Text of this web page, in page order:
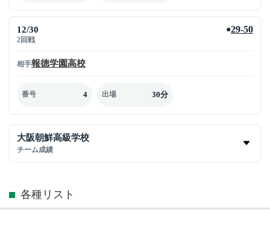
12/30
2回戦
●29-50
相手報徳学園高校
番号 4 出場 30分
大阪朝鮮高級学校
チーム成績
各種リスト